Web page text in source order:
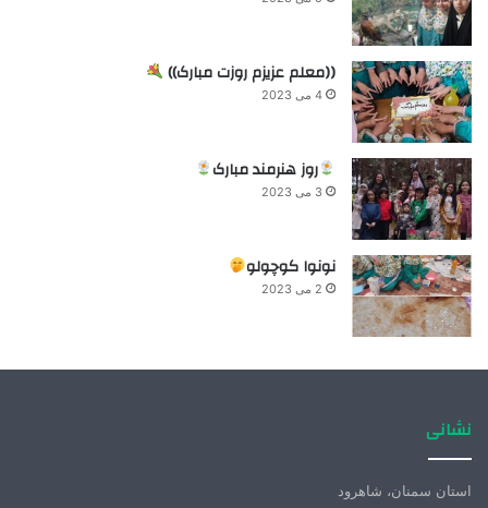
((معلم عزیزم روزت مبارک))
4 می 2023
روز هنرمند مبارک
3 می 2023
نونوا کوچولو
2 می 2023
نشانی
استان سمنان، شاهرود